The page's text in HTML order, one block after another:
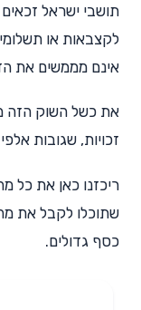
תושבי ישראל
לקצבאות או
אינם מממשים את
את כשל השוק הזה
זכויות, שגובות
ריכזנו כאן את כל
שתוכלו לקבל את
כסף גדולים.